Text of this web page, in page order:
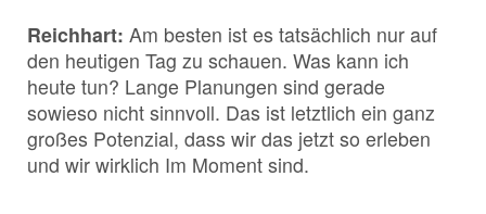
Reichhart: Am besten ist es tatsächlich nur auf
den heutigen Tag zu schauen. Was kann ich
heute tun? Lange Planungen sind gerade
sowieso nicht sinnvoll. Das ist letztlich ein ganz
großes Potenzial, dass wir das jetzt so erleben
und wir wirklich Im Moment sind.